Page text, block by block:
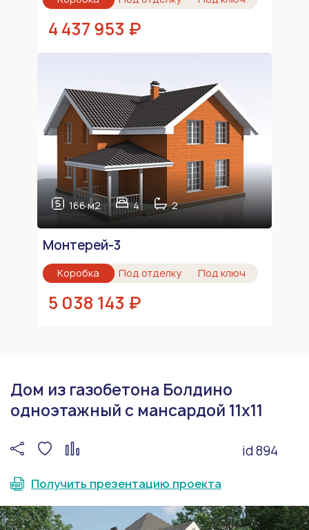
4 437 953 ₽
166 м2 4 2
Монтерей-3
Коробка Под отделку Под ключ
5 038 143 ₽
Дом из газобетона Болдино
одноэтажный с мансардой 11х11
id 894
Получить презентацию проекта